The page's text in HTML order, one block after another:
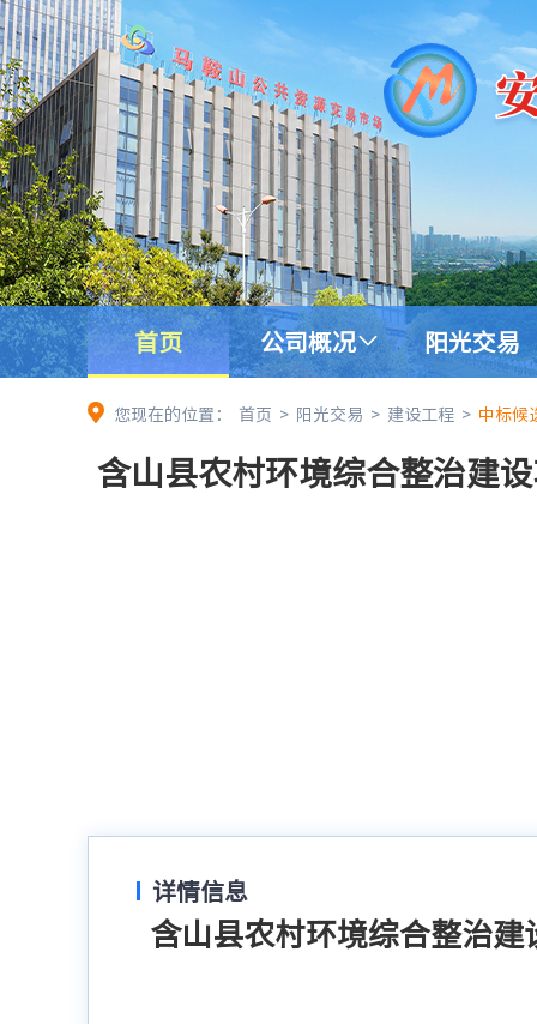
首页 公司概况 阳光交易
您现在的位置： 首页 > 阳光交易 > 建设工程 > 中标候
含山县农村环境综合整治建
详情信息
含山县农村环境综合整治